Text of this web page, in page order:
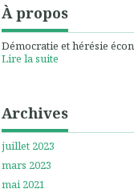
À propos
Démocratie et hérésie
Lire la suite
Archives
juillet 2023
mars 2023
mai 2021